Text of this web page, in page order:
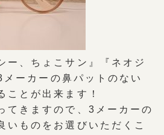
ー、ちょこサン』『ネオジ
ーカーの鼻パットのない
ことが出来ます！
てきますので、3メーカーの
いものをお選びいただくこ